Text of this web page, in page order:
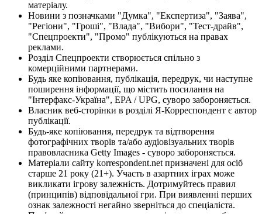
матеріалу.
Новини з позначками "Думка", "Експертиза", "Заява",
"Регіони", "Гроші", "Влада", "Вибори", "Тест-драйв",
"Спецпроекти", "Промо" публікуються на правах
реклами.
Розділ Спецпроекти створюється спільно з
комерційними партнерами.
Будь яке копіювання, публікація, передрук, чи наступне
поширення інформації, що містить посилання на
"Інтерфакс-Україна", EPA / UPG, суворо забороняється.
Власник веб-сторінки в розділі Я-Корреспондент є автор
публікації.
Будь-яке копіювання, передрук та відтворення
фотографічних творів та/або аудіовізуальних творів
правовласника Getty Images - суворо забороняється.
Матеріали сайту korrespondent.net призначені для осіб
старше 21 року (21+). Участь в азартних іграх може
викликати ігрову залежність. Дотримуйтесь правил
(принципів) відповідальної гри. При виявленні перших
ознак залежності негайно зверніться до спеціаліста.